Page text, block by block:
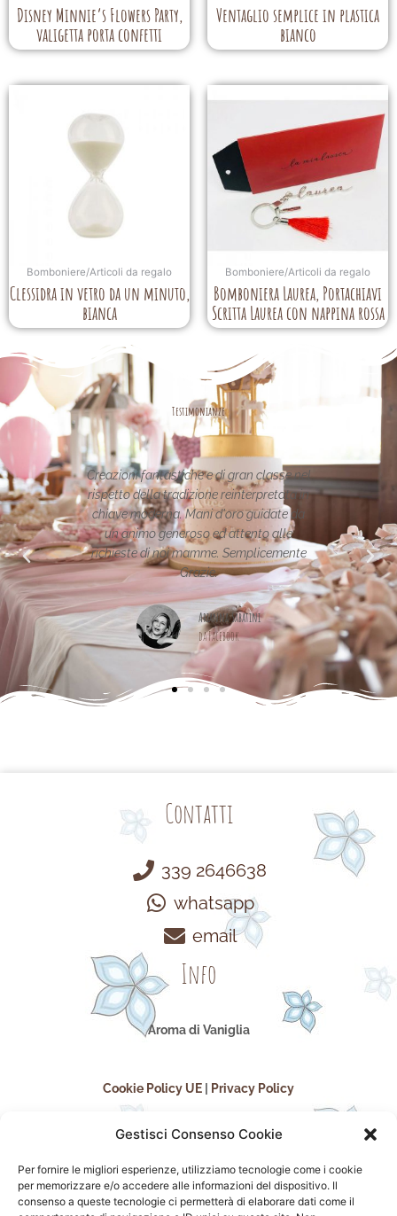
Gestisci Consenso Cookie
Per fornire le migliori esperienze, utilizziamo tecnologie come i cookie
per memorizzare e/o accedere alle informazioni del dispositivo. Il
consenso a queste tecnologie ci permetterà di elaborare dati come il
Disney Minnie’s Flowers Party,
valigetta porta confetti
Ventaglio semplice in plastica
bianco
Bomboniere/Articoli da regalo
Clessidra in vetro da un minuto,
bianca
Bomboniere/Articoli da regalo
Bomboniera Laurea, Portachiavi
Scritta Laurea con nappina rossa
Testimonianze
e di gran classe nel
tradizione reinterpretata in
Mani d'oro guidate da
generoso ed attento alle
noi mamme. Semplicemente
Grazie.
Arianna Sabatini
da Facebook
Le creazioni sono
uniche..raffinate
per la vostra pagina,piena di
Maria Teresa Masela
da Facebook
Contatti
339 2646638
whatsapp
email
Info
Aroma di Vaniglia
Cookie Policy UE Privacy Policy